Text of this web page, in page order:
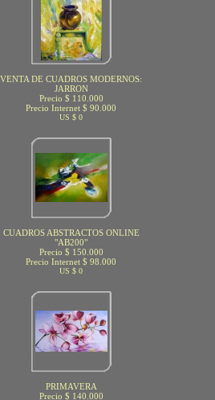
VENTA DE CUADROS MODERNOS:
JARRON
Precio $ 110.000
Precio Internet $ 90.000
US $ 0
CUADROS ABSTRACTOS ONLINE
"AB200"
Precio $ 150.000
Precio Internet $ 98.000
US $ 0
PRIMAVERA
Precio $ 140.000